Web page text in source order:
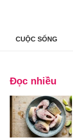
CUỘC SỐNG
Đọc nhiều